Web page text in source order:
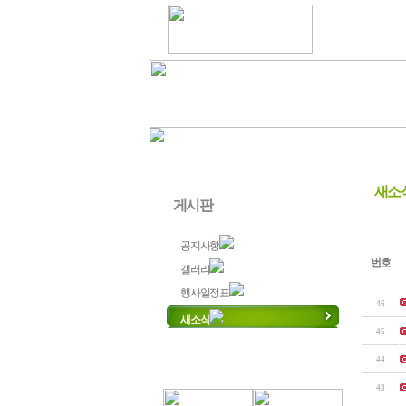
게시판
공지사항
갤러리
행사일정표
새소식
새소
번호
46
45
44
43